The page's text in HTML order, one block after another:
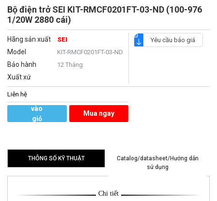
Bộ điện trở SEI KIT-RMCF0201FT-03-ND (100-976
1/20W 2880 cái)
Hãng sản xuất SEI
Model KIT-RMCF0201FT-03-ND
Bảo hành 12 Tháng
Xuất xứ
Yêu cầu báo giá
Liên hệ
vào
giỏ
Mua ngay
THÔNG SỐ KỸ THUẬT
Catalog/datasheet/Hướng dẫn
sử dụng
Chi tiết